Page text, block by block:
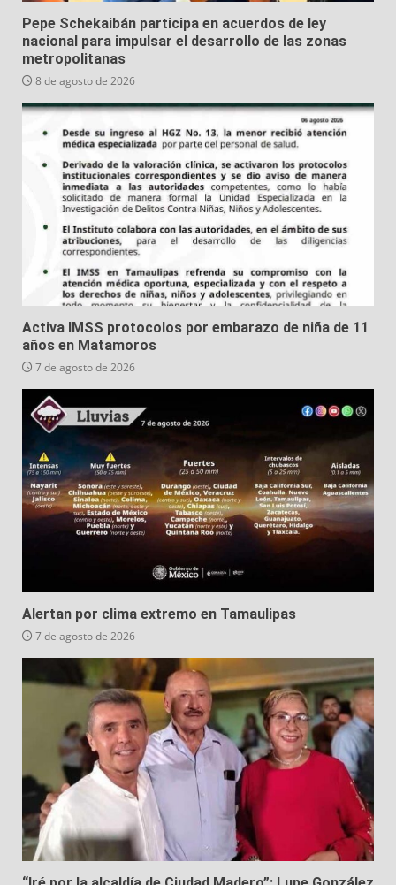
Pepe Schekaibán participa en acuerdos de ley
nacional para impulsar el desarrollo de las zonas
metropolitanas
8 de agosto de 2026
Activa IMSS protocolos por embarazo de niña de 11
años en Matamoros
7 de agosto de 2026
Alertan por clima extremo en Tamaulipas
7 de agosto de 2026